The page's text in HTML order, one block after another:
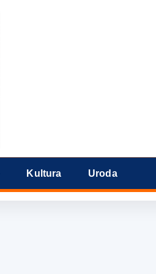
Kultura Uroda